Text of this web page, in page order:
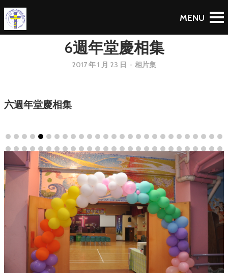
6週年堂慶相集
2017 年 1 月 23 日 - 相片集
六週年堂慶相集